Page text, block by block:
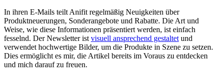
In ihren E-Mails⁣ teilt Anifit regelmäßig Neuigkeiten über
⁣Produktneuerungen, Sonderangebote und Rabatte. Die Art und
Weise, wie diese Informationen⁢ präsentiert werden, ist einfach‍
fesselnd. Der Newsletter ist visuell ansprechend gestaltet und
verwendet hochwertige Bilder, um die Produkte in Szene zu setzen.
Dies ermöglicht es mir, die Artikel bereits​ im Voraus zu entdecken
und mich darauf zu freuen.